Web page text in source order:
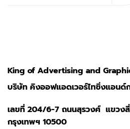
King of Advertising and
บริษัท คิงออฟแอดเวอร์ไทซิ่งแอนด์
เลขที่ 204/6-7 ถนนสุรวงศ์ แขวงสี่
กรุงเทพฯ 10500